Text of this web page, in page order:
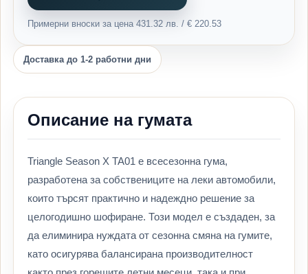
Примерни вноски за цена 431.32 лв. / € 220.53
Доставка до 1-2 работни дни
Описание на гумата
Triangle Season X TA01 е всесезонна гума,
разработена за собствениците на леки автомобили,
които търсят практично и надеждно решение за
целогодишно шофиране. Този модел е създаден, за
да елиминира нуждата от сезонна смяна на гумите,
като осигурява балансирана производителност